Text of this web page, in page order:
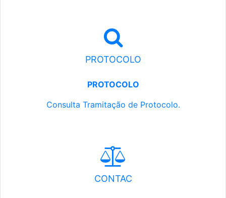
PROTOCOLO
PROTOCOLO
Consulta Tramitação de Protocolo.
CONTAC